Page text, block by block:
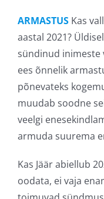
ARMASTUS Kas
aastal 2021?
sündinud inimeste
ees õnnelik
põnevateks
muudab soodne
veelgi
armuda suurema
Kas Jäär abiellub
oodata, ei vaja